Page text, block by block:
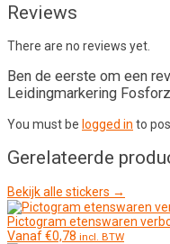
Reviews
There are no reviews yet.
Ben de eerste om een
Leidingmarkering
You must be logged in to
Gerelateerde
Bekijk alle stickers →
Pictogram etenswaren
Vanaf€0,78 incl. BTW